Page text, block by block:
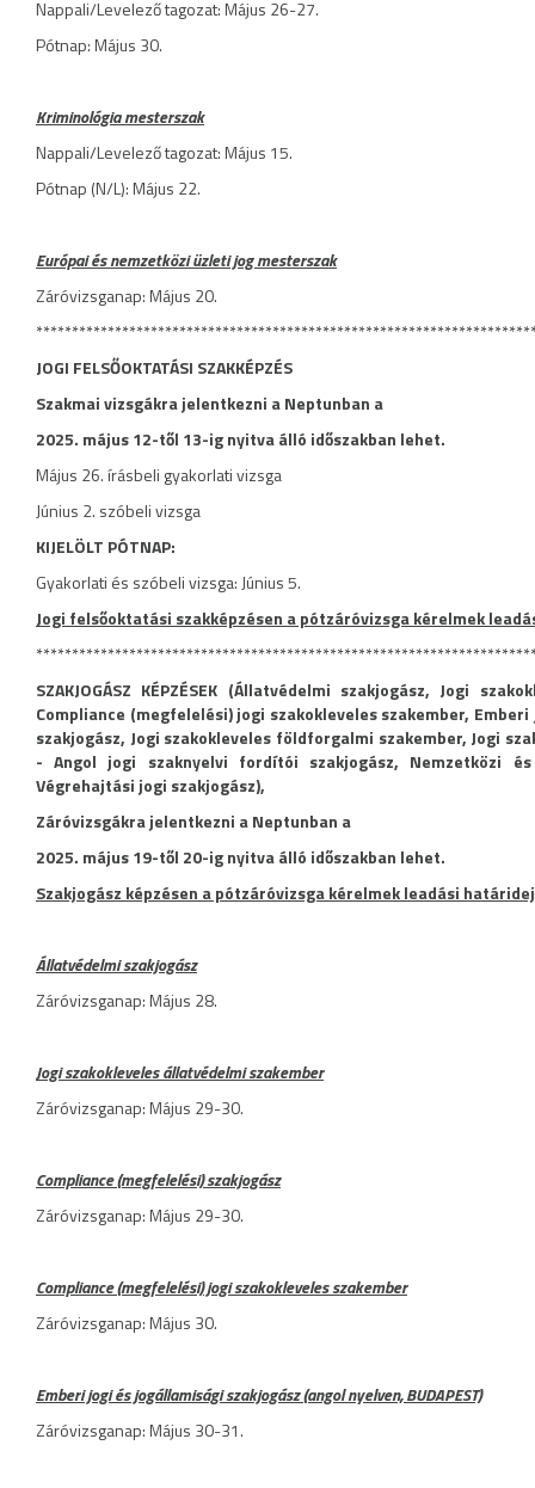
Nappali/Levelező tagozat: Május 26-27.
Pótnap: Május 30.
Kriminológia mesterszak
Nappali/Levelező tagozat: Május 15.
Pótnap (N/L): Május 22.
Európai és nemzetközi üzleti jog mesterszak
Záróvizsganap: Május 20.
JOGI FELSŐOKTATÁSI SZAKKÉPZÉS
Szakmai vizsgákra jelentkezni a Neptunban a
2025. május 12-től 13-ig nyitva álló időszakban lehet.
Május 26. írásbeli gyakorlati vizsga
Június 2. szóbeli vizsga
KIJELÖLT PÓTNAP:
Gyakorlati és szóbeli vizsga: Június 5.
Jogi felsőoktatási szakképzésen a pótzáróvizsga kérelmek
SZAKJOGÁSZ KÉPZÉSEK (Állatvédelmi szakjogász, Jogi
Compliance (megfelelési) jogi szakokleveles szakember,
szakjogász, Jogi szakokleveles földforgalmi szakember, Jogi
- Angol jogi szaknyelvi fordítói szakjogász, Nemzetközi és
Végrehajtási jogi szakjogász),
Záróvizsgákra jelentkezni a Neptunban a
2025. május 19-től 20-ig nyitva álló időszakban lehet.
Szakjogász képzésen a pótzáróvizsga kérelmek leadási
Állatvédelmi szakjogász
Záróvizsganap: Május 28.
Jogi szakokleveles állatvédelmi szakember
Záróvizsganap: Május 29-30.
Compliance (megfelelési) szakjogász
Záróvizsganap: Május 29-30.
Compliance (megfelelési) jogi szakokleveles szakember
Záróvizsganap: Május 30.
Emberi jogi és jogállamisági szakjogász (angol nyelven, BUDAPEST)
Záróvizsganap: Május 30-31.